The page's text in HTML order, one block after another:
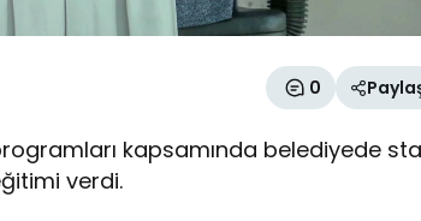
0
kapsamında belediyede
verdi.